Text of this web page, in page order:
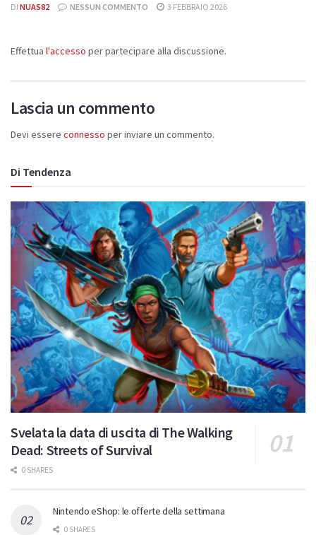
DI NUAS82 NESSUN COMMENTO 3 FEBBRAIO 2026
Effettua l'accesso per partecipare alla discussione.
Lascia un commento
Devi essere connesso per inviare un commento.
Di Tendenza
Svelata la data di uscita di The Walking
Dead: Streets of Survival
0 SHARES
Nintendo eShop: le offerte della settimana
0 SHARES